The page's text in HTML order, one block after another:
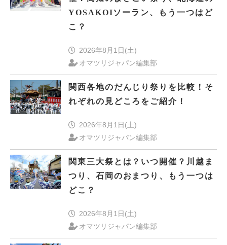
YOSAKOIソーラン、もう一つはど
こ？
2026年8月1日(土)
オマツリジャパン編集部
関西各地のだんじり祭りを比較！そ
れぞれの見どころをご紹介！
2026年8月1日(土)
オマツリジャパン編集部
関東三大祭とは？いつ開催？川越ま
つり、石岡のおまつり、もう一つは
どこ？
2026年8月1日(土)
オマツリジャパン編集部